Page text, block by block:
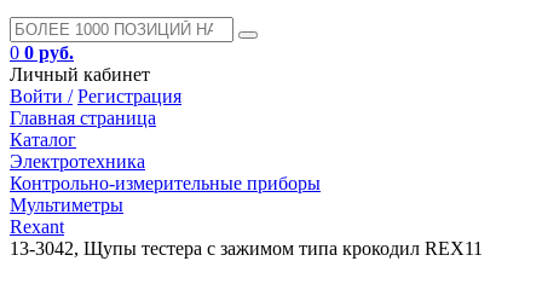
0 0 руб.
Личный кабинет
Войти / Регистрация
Главная страница
Каталог
Электротехника
Контрольно-измерительные приборы
Мультиметры
Rexant
13-3042, Щупы тестера с зажимом типа крокодил REX11